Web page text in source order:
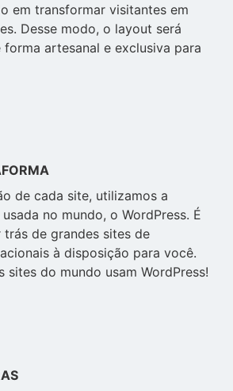
em transformar visitantes em
Desse modo, o layout será
artesanal e exclusiva para
de cada site, utilizamos a
no mundo, o WordPress. É
de grandes sites de
à disposição para você.
sites do mundo usam WordPress!